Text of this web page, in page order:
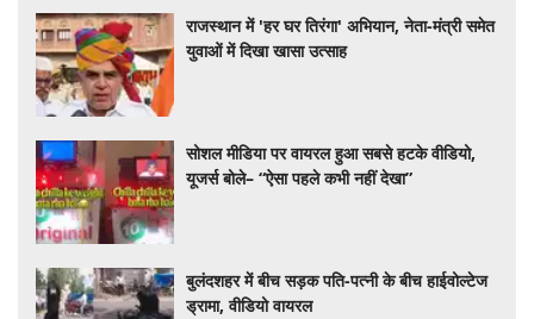
राजस्थान में 'हर घर तिरंगा' अभियान, नेता-मंत्री समेत
युवाओं में दिखा खासा उत्साह
सोशल मीडिया पर वायरल हुआ सबसे हटके वीडियो,
यूजर्स बोले– “ऐसा पहले कभी नहीं देखा”
बुलंदशहर में बीच सड़क पति-पत्नी के बीच हाईवोल्टेज
ड्रामा, वीडियो वायरल